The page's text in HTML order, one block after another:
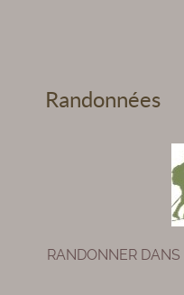
Randonnées
RANDONNER DANS